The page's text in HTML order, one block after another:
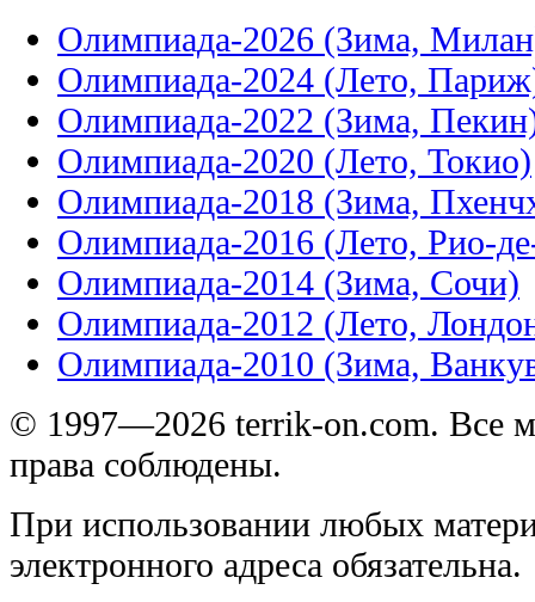
Олимпиада-2026 (Зима,
Олимпиада-2024 (Лето,
Олимпиада-2022 (Зима,
Олимпиада-2020 (Лето, Токио)
Олимпиада-2018 (Зима,
Олимпиада-2016 (Лето, Рио-
Олимпиада-2014 (Зима, Сочи)
Олимпиада-2012 (Лето,
Олимпиада-2010 (Зима,
© 1997—2026 terrik-on.com. Все
права соблюдены.
При использовании любых
электронного адреса обязательна.